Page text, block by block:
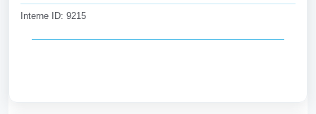
Interne ID: 9215